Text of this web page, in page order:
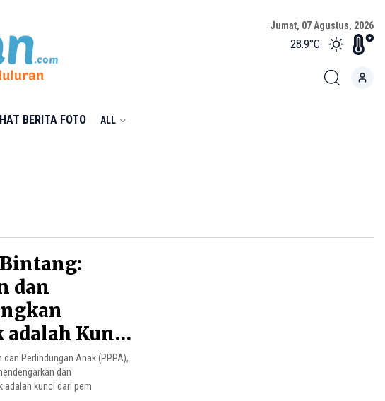
Jumat, 07 Agustus, 2026
28.9°C
BERITA FOTO ALL
dan
adalah Kunci
Perlindungan Anak (PPPA),
dan
adalah kunci dari pem